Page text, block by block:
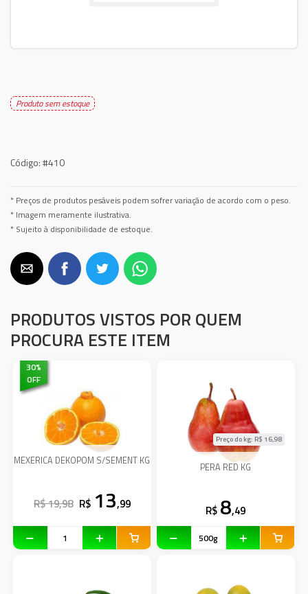
Produto sem estoque
Código:#410
* Preços de produtos pesáveis podem sofrer variação de acordo com o peso.
* Imagem meramente ilustrativa.
* Sujeito à disponibilidade de estoque.
PRODUTOS VISTOS POR QUEM
PROCURA ESTE ITEM
30%
OFF
MEXERICA DEKOPOM S/SEMENT KG
R$ 19,98 R$ 13,99
PERA RED KG
Preço do kg: R$ 16,98
R$ 8,49